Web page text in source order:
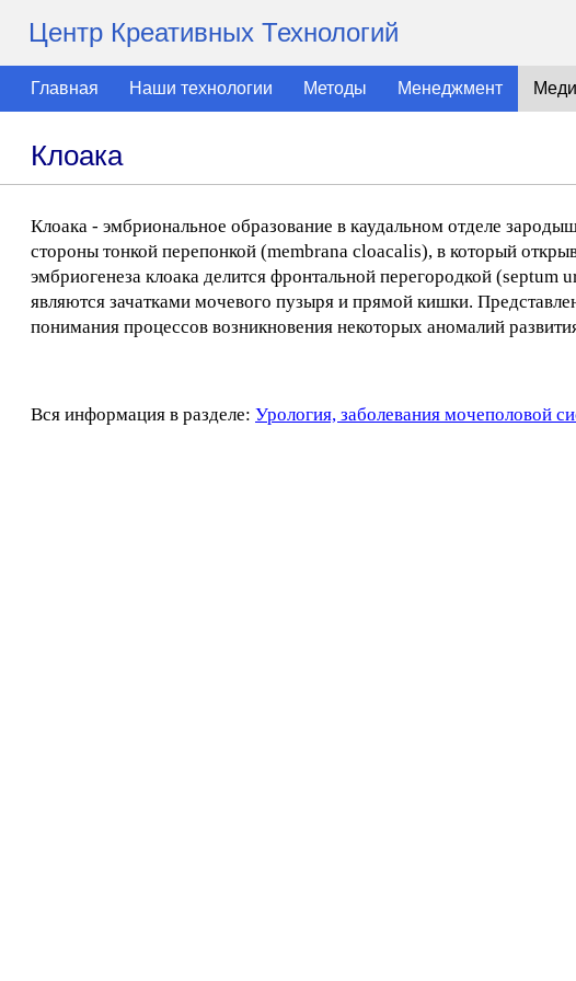
Центр Креативных Технологий
Главная Наши технологии Методы Менеджмент
Клоака
Клоака - эмбриональное образование в каудальном отделе
стороны тонкой перепонкой (membrana cloacalis), в который
эмбриогенеза клоака делится фронтальной перегородкой
являются зачатками мочевого пузыря и прямой кишки.
понимания процессов возникновения некоторых аномалий
Вся информация в разделе: Урология, заболевания мочеполовой